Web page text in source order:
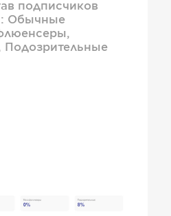
подписчиков
Обычные